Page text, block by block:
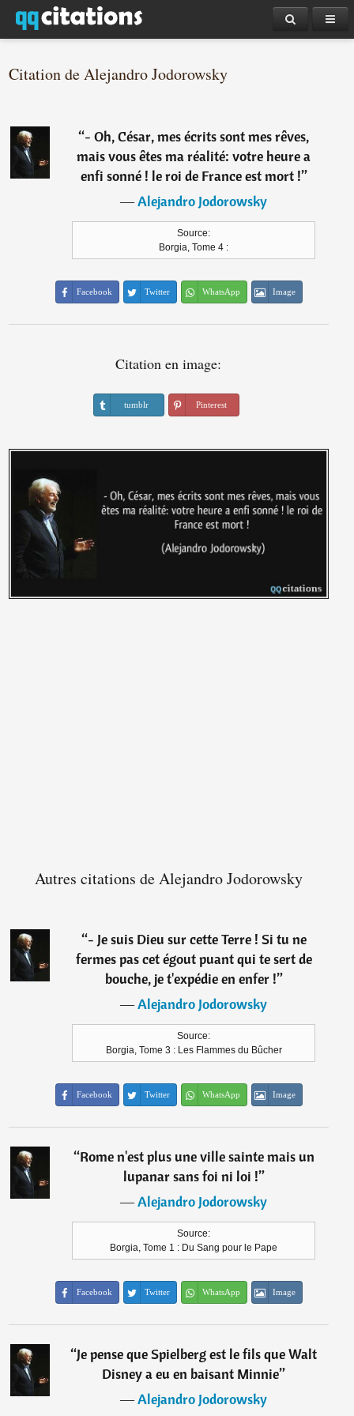
Citation de Alejandro Jodorowsky
“- Oh, César, mes écrits sont mes rêves,
mais vous êtes ma réalité: votre heure a
enfi sonné ! le roi de France est mort !”
―Alejandro Jodorowsky
Source:
Borgia, Tome 4 :
Facebook Twitter WhatsApp Image
Citation en image:
tumblr Pinterest
Autres citations de Alejandro Jodorowsky
“- Je suis Dieu sur cette Terre ! Si tu ne
fermes pas cet égout puant qui te sert de
bouche, je t'expédie en enfer !”
―Alejandro Jodorowsky
Source:
Borgia, Tome 3 : Les Flammes du Bûcher
Facebook Twitter WhatsApp Image
“Rome n'est plus une ville sainte mais un
lupanar sans foi ni loi !”
―Alejandro Jodorowsky
Source:
Borgia, Tome 1 : Du Sang pour le Pape
Facebook Twitter WhatsApp Image
“Je pense que Spielberg est le fils que Walt
Disney a eu en baisant Minnie”
―Alejandro Jodorowsky